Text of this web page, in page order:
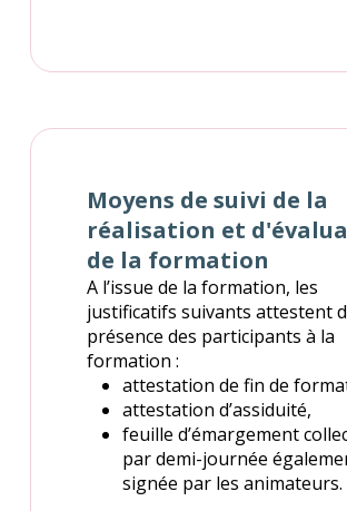
Moyens de suivi de la
réalisation et
de la formation
A l’issue de la formation, les
justificatifs suivants attestent
présence des participants à la
formation :
attestation de fin de
attestation d’assiduité,
feuille d’émargement
par demi-journée
signée par les animateurs.